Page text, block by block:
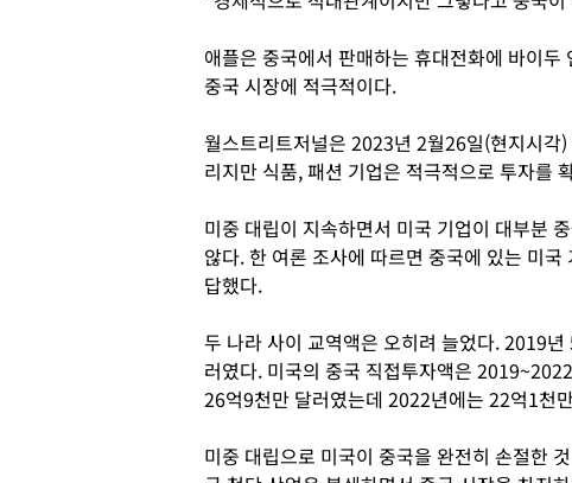
애플은 중국에서 판매하는 휴대전화에 바이
중국 시장에 적극적이다.
월스트리트저널은 2023년 2월26일(현지시각
리지만 식품, 패션 기업은 적극적으로 투자를
미중 대립이 지속하면서 미국 기업이 대부분
않다. 한 여론 조사에 따르면 중국에 있는 미
답했다.
두 나라 사이 교역액은 오히려 늘었다. 2019
러였다. 미국의 중국 직접투자액은
26억9천만 달러였는데 2022년에는 22억1천
미중 대립으로 미국이 중국을 완전히 손절한